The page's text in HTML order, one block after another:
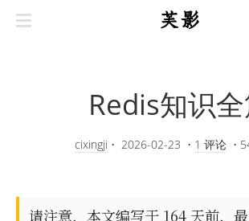
芙影
Redis知识
cixingji • 2026-02-23 • 1 评论 •
请注意，本文编写于 164 天前，